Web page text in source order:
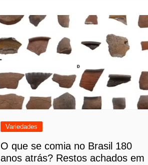
Variedades
O que se comia no Brasil 180
anos atrás? Restos achados em